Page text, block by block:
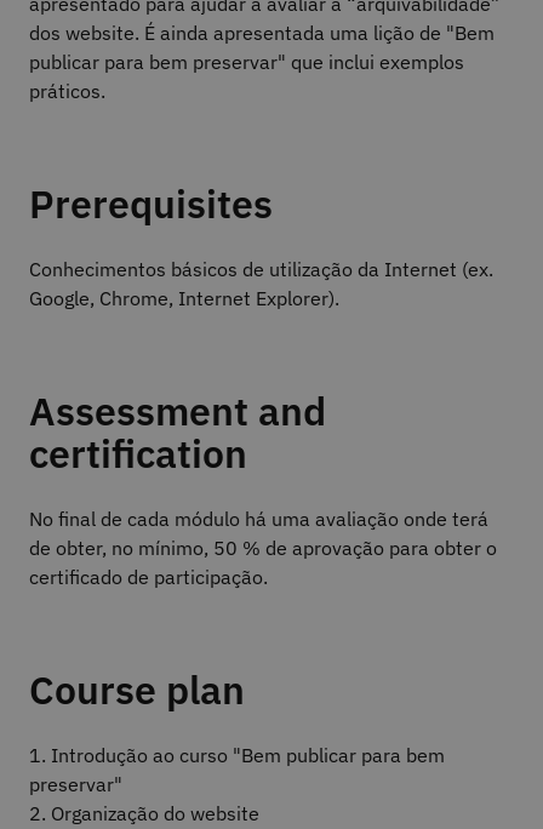
dos website. É ainda apresentada uma lição de "Bem
publicar para bem preservar" que inclui exemplos
práticos.
Prerequisites
Conhecimentos básicos de utilização da Internet (ex.
Google, Chrome, Internet Explorer).
Assessment and
certification
No final de cada módulo há uma avaliação onde terá
de obter, no mínimo, 50 % de aprovação para obter o
certificado de participação.
Course plan
1. Introdução ao curso "Bem publicar para bem
preservar"
2. Organização do website